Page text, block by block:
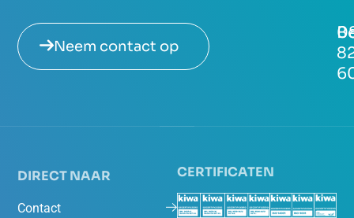
Neem contact op
DIRECT NAAR
Contact
CERTIFICATEN